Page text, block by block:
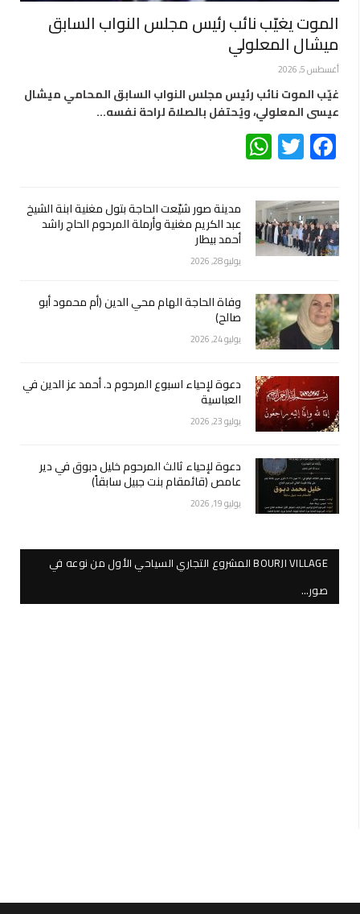
الموت يغيّب نائب رئيس مجلس النواب السابق
ميشال المعلولي
أغسطس 5, 2026
غيّب الموت نائب رئيس مجلس النواب السابق المحامي ميشال
عيسى المعلولي، ويُحتفل بالصلاة لراحة نفسه…
Facebook
Twitter
مدينة صور شيّعت الحاجة بتول مغنية ابنة الشيخ
عبد الكريم مغنية وأرملة المرحوم الحاج راشد
أحمد بيطار
يوليو 28, 2026
وفاة الحاجة الهام محي الدين (أم محمود أبو
صالح)
يوليو 24, 2026
دعوة لإحياء اسبوع المرحوم د. أحمد عز الدين في
العباسية
يوليو 23, 2026
دعوة لإحياء ثالث المرحوم خليل دبوق في دير
عامص (قائمقام بنت جبيل سابقاً)
يوليو 19, 2026
BOURJI VILLAGE المشروع التجاري السياحي الأول من نوعه في
صور…